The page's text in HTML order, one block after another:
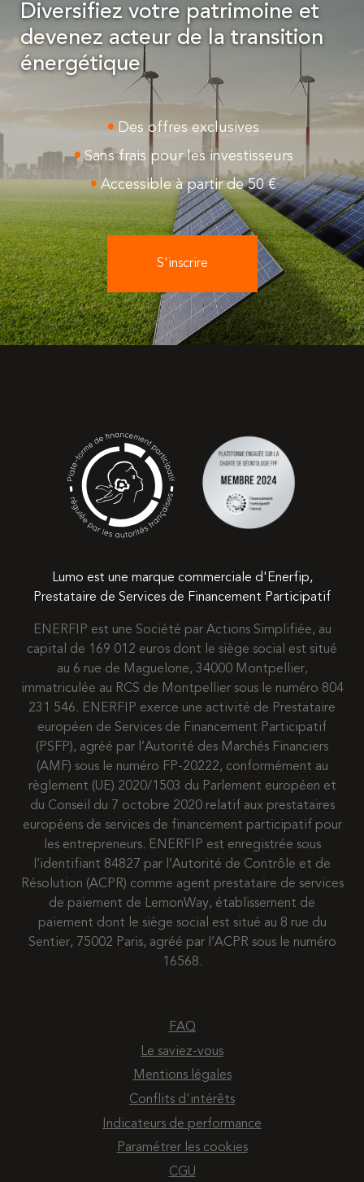
Diversifiez votre patrimoine et
devenez acteur de la transition
énergétique
Des offres exclusives
Sans frais pour les investisseurs
Accessible à partir de 50 €
S'inscrire
Lumo est une marque commerciale d'Enerfip,
Prestataire de Services de Financement Participatif
ENERFIP est une Société par Actions Simplifiée, au
capital de 169 012 euros dont le siège social est situé
au 6 rue de Maguelone, 34000 Montpellier,
immatriculée au RCS de Montpellier sous le numéro 804
231 546. ENERFIP exerce une activité de Prestataire
européen de Services de Financement Participatif
(PSFP), agréé par l’Autorité des Marchés Financiers
(AMF) sous le numéro FP-20222, conformément au
règlement (UE) 2020/1503 du Parlement européen et
du Conseil du 7 octobre 2020 relatif aux prestataires
européens de services de financement participatif pour
les entrepreneurs. ENERFIP est enregistrée sous
l’identifiant 84827 par l’Autorité de Contrôle et de
Résolution (ACPR) comme agent prestataire de services
de paiement de LemonWay, établissement de
paiement dont le siège social est situé au 8 rue du
Sentier, 75002 Paris, agréé par l’ACPR sous le numéro
16568.
FAQ
Le saviez-vous
Mentions légales
Conflits d'intérêts
Indicateurs de performance
Paramétrer les cookies
CGU